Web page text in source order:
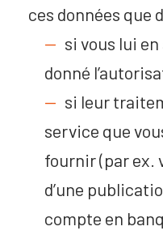
ces données que
si vous lui
donné
si leur
service que
fournir (par ex.
d’une
compte en